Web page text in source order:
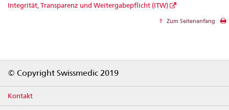
Integrität, Transparenz und Weitergabepflicht (ITW)
Zum Seitenanfang
© Copyright Swissmedic 2019
Kontakt